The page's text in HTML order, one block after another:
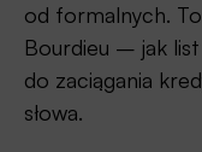
od formalnych.
Bourdieu – jak
do zaciągania
słowa.